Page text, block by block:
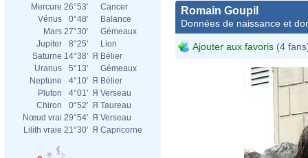
Mercure 26°53'
Cancer
Vénus
0°48'
Balance
Mars 27°30'
Gémeaux
Jupiter
8°25'
Lion
Saturne 14°38' Я Bélier
Uranus
5°13'
Gémeaux
Neptune
4°10' Я Bélier
Pluton
4°01' Я Verseau
Chiron
0°52' Я Taureau
Nœud vrai 29°54' Я Verseau
Lilith vraie 21°30' Я Capricorne
Romain Goupil
Données de naissance et
Ajouter aux favoris (4